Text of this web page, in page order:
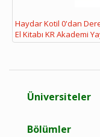
Haydar Kotil 0'dan
El Kitabı KR Akademi
Üniversiteler
Bölümler